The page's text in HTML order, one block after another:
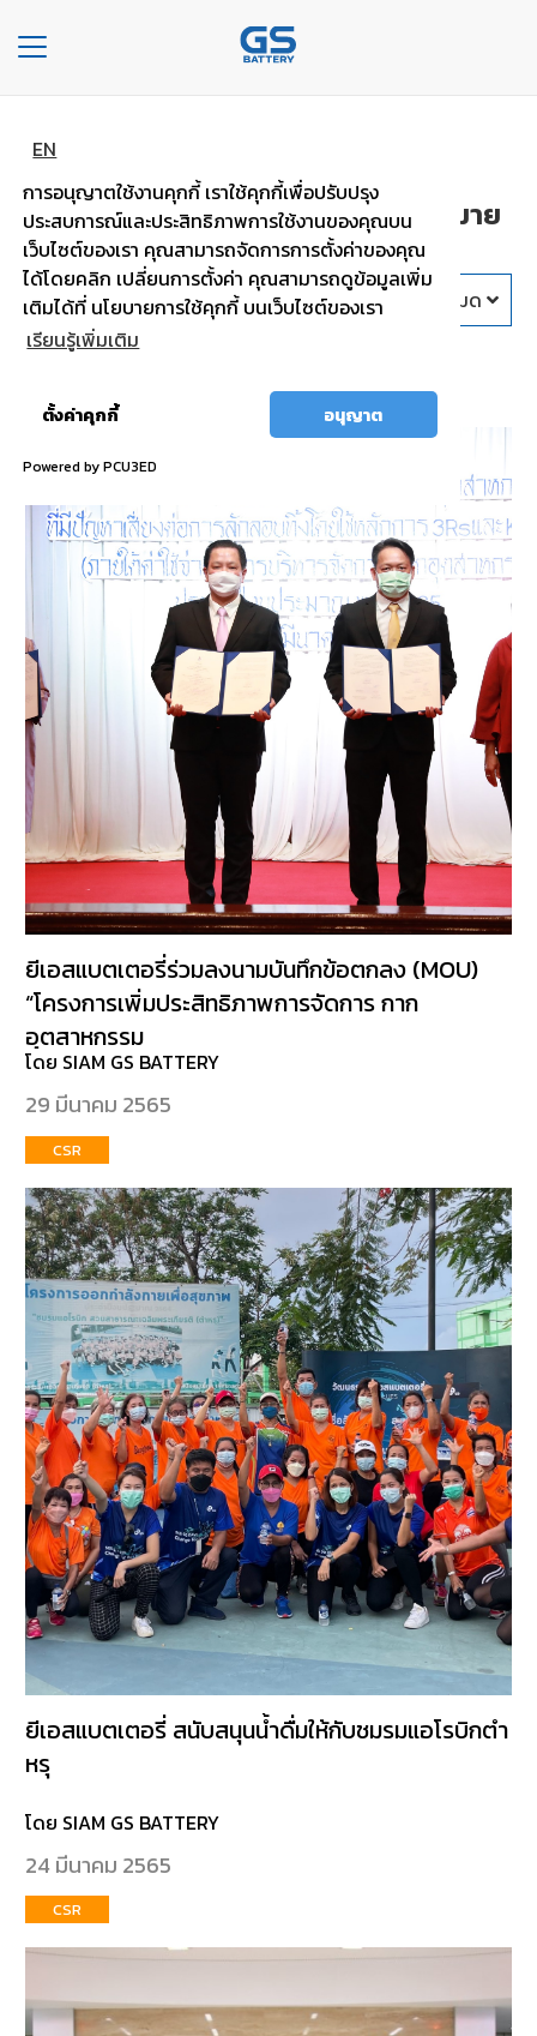
EN
การอนุญาตใช้งานคุกกี้ เราใช้คุกกี้เพื่อปรับปรุง
ประสบการณ์และประสิทธิภาพการใช้งานของคุณบน
เว็บไซต์ของเรา คุณสามารถจัดการการตั้งค่าของคุณ
ได้โดยคลิก เปลี่ยนการตั้งค่า คุณสามารถดูข้อมูลเพิ่ม
เติมได้ที่ นโยบายการใช้คุกกี้ บนเว็บไซต์ของเรา
เรียนรู้เพิ่มเติม
ตั้งค่าคุกกี้ อนุญาต
Powered by PCU3ED
Toggle
navigation
องค์กร
ประเภท
รถยนต์
เเบต
เต
บริการ
ของ
ข่าว
เเละ
กิจกรรม
ร่วม
งาน
เรา
ติดต่อ
เรา
BUSINESS
ข่าวและกิจกรรม CSR ความรู้ดีๆมากมาย
สไตล์ยีเอส แบตเตอรี่
ปีทั้งหมด
ยีเอสแบตเตอรี่ร่วมลงนามบันทึกข้อตกลง (MOU)
“โครงการเพิ่มประสิทธิภาพการจัดการ กาก
อุตสาหกรรม
โดย SIAM GS BATTERY
29 มีนาคม 2565
CSR
ยีเอสแบตเตอรี่ สนับสนุนน้ำดื่มให้กับชมรมแอโรบิกตำ
หรุ
โดย SIAM GS BATTERY
24 มีนาคม 2565
CSR